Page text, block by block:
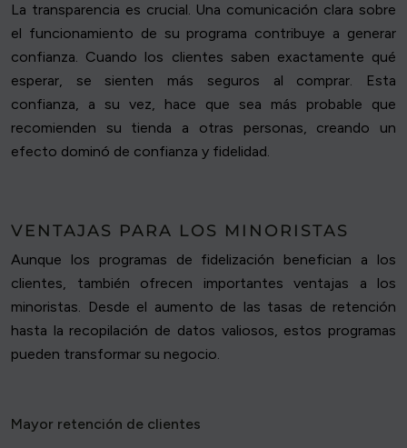
La transparencia es crucial. Una comunicación clara sobre
el funcionamiento de su programa contribuye a generar
confianza. Cuando los clientes saben exactamente qué
esperar, se sienten más seguros al comprar. Esta
confianza, a su vez, hace que sea más probable que
recomienden su tienda a otras personas, creando un
efecto dominó de confianza y fidelidad.
VENTAJAS PARA LOS MINORISTAS
Aunque los programas de fidelización benefician a los
clientes, también ofrecen importantes ventajas a los
minoristas. Desde el aumento de las tasas de retención
hasta la recopilación de datos valiosos, estos programas
pueden transformar su negocio.
Mayor retención de clientes